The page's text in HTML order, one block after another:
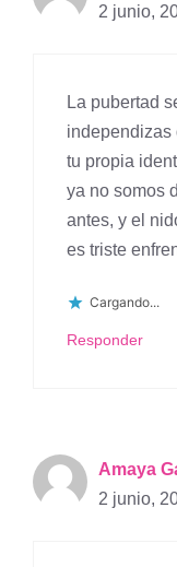
2 junio,
La pubertad
independizas
tu propia
ya no somos
antes, y el
es triste
Cargando...
Responder
Amaya
2 junio,